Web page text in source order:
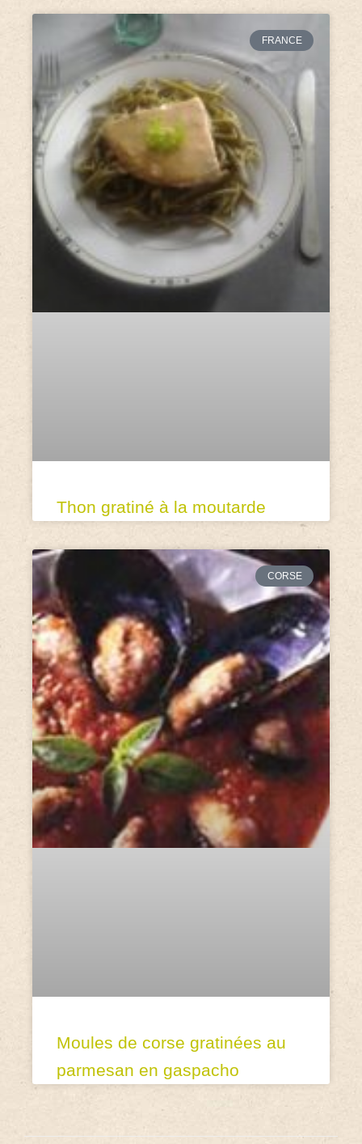
FRANCE
Thon gratiné à la moutarde
CORSE
Moules de corse gratinées au
parmesan en gaspacho